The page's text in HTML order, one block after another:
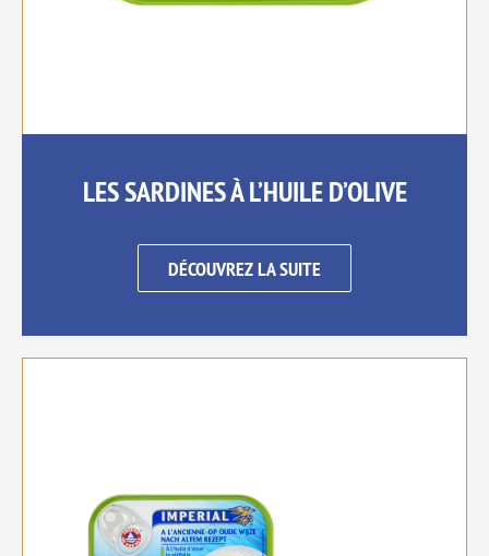
LES SARDINES À L’HUILE D’OLIVE
DÉCOUVREZ LA SUITE